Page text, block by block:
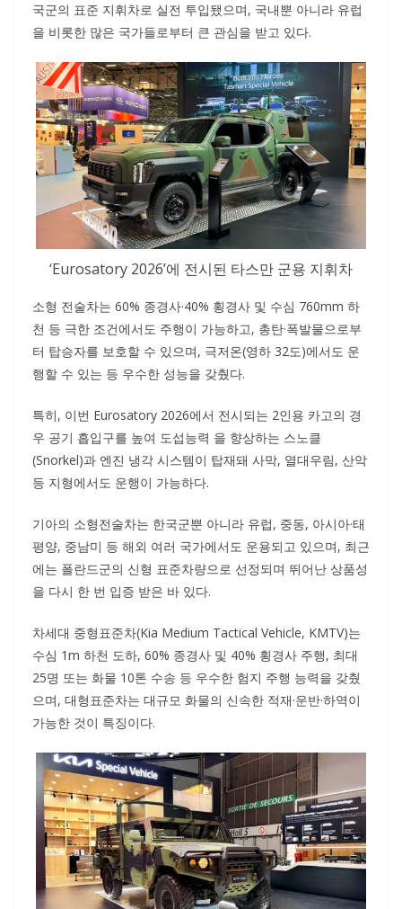
국군의 표준 지휘차로 실전 투입됐으며, 국내뿐 아니라 유럽
을 비롯한 많은 국가들로부터 큰 관심을 받고 있다.
‘Eurosatory 2026’에 전시된 타스만 군용 지휘차
소형 전술차는 60% 종경사·40% 횡경사 및 수심 760mm 하
천 등 극한 조건에서도 주행이 가능하고, 총탄·폭발물으로부
터 탑승자를 보호할 수 있으며, 극저온(영하 32도)에서도 운
행할 수 있는 등 우수한 성능을 갖췄다.
특히, 이번 Eurosatory 2026에서 전시되는 2인용 카고의 경
우 공기 흡입구를 높여 도섭능력 을 향상하는 스노클
(Snorkel)과 엔진 냉각 시스템이 탑재돼 사막, 열대우림, 산악
등 지형에서도 운행이 가능하다.
기아의 소형전술차는 한국군뿐 아니라 유럽, 중동, 아시아·태
평양, 중남미 등 해외 여러 국가에서도 운용되고 있으며, 최근
에는 폴란드군의 신형 표준차량으로 선정되며 뛰어난 상품성
을 다시 한 번 입증 받은 바 있다.
차세대 중형표준차(Kia Medium Tactical Vehicle, KMTV)는
수심 1m 하천 도하, 60% 종경사 및 40% 횡경사 주행, 최대
25명 또는 화물 10톤 수송 등 우수한 험지 주행 능력을 갖췄
으며, 대형표준차는 대규모 화물의 신속한 적재·운반·하역이
가능한 것이 특징이다.